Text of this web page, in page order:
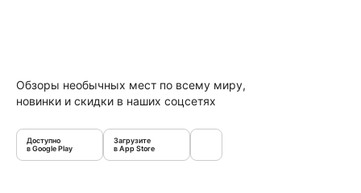
Обзоры необычных мест по всему миру,
новинки и скидки в наших соцсетях
Доступно
в Google Play
Загрузите
в App Store